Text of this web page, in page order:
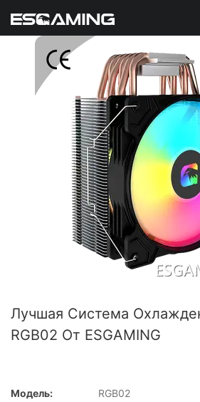
Лучшая Система
RGB02 От ESGAMING
Модель:
RGB02